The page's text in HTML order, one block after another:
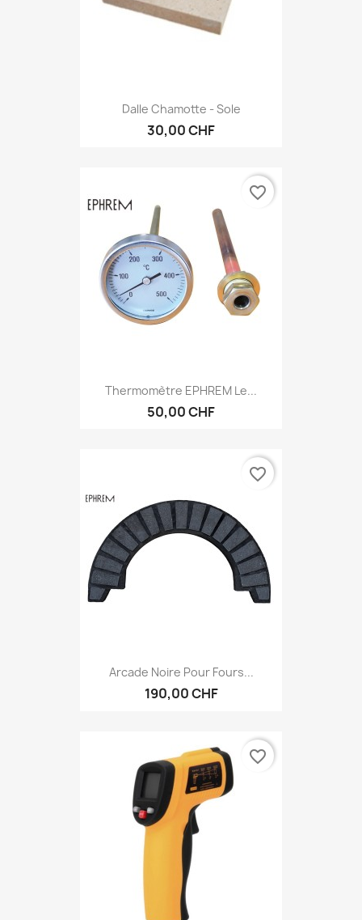
Dalle Chamotte - Sole
30,00 CHF
Thermomètre EPHREM Le...
50,00 CHF
favorite_border
Arcade Noire Pour Fours...
190,00 CHF
favorite_border
favorite_border